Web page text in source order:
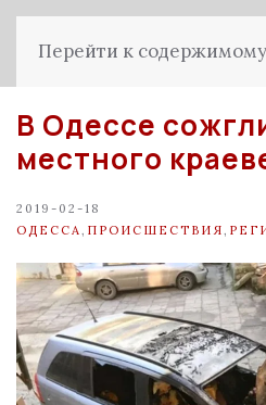
Перейти к содержимому
В Одессе
местного
2019-02-18
ОДЕССА
ПРОИСШЕСТВИЯ